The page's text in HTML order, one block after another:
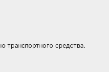
транспортного средства.